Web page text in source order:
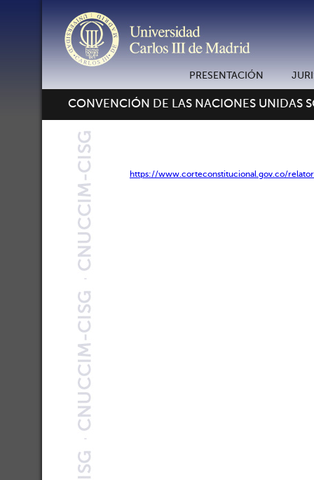
PRESENTACIÓN
CONVENCIÓN DE LAS NACIONES UNIDAS
https://www.corteconstitucional.gov.co/